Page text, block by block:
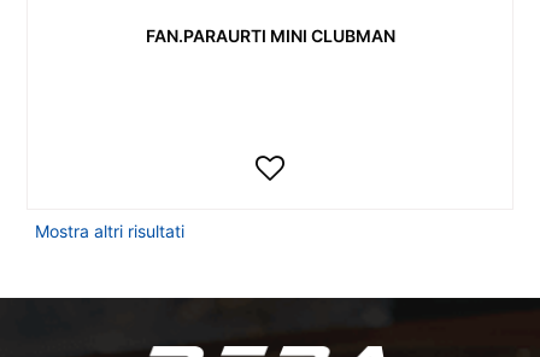
FAN.PARAURTI MINI CLUBMAN
Mostra altri risultati